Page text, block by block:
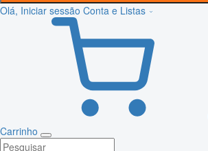
Olá, Iniciar sessão Conta e Listas
Carrinho